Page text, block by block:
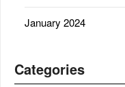
January 2024
Categories